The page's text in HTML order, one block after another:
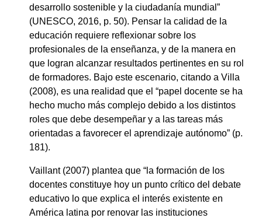
desarrollo sostenible y la ciudadanía mundial”
(UNESCO, 2016, p. 50). Pensar la calidad de la
educación requiere reflexionar sobre los
profesionales de la enseñanza, y de la manera en
que logran alcanzar resultados pertinentes en su rol
de formadores. Bajo este escenario, citando a Villa
(2008), es una realidad que el “papel docente se ha
hecho mucho más complejo debido a los distintos
roles que debe desempeñar y a las tareas más
orientadas a favorecer el aprendizaje autónomo” (p.
181).
Vaillant (2007) plantea que “la formación de los
docentes constituye hoy un punto crítico del debate
educativo lo que explica el interés existente en
América latina por renovar las instituciones